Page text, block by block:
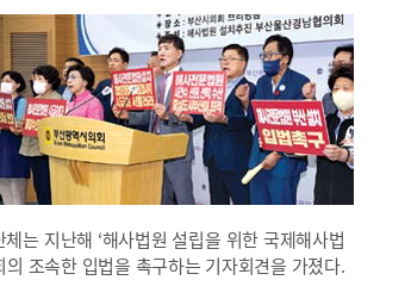
는 지난해 ‘해사법원 설립을 위한 국제해사법
조속한 입법을 촉구하는 기자회견을 가졌다.